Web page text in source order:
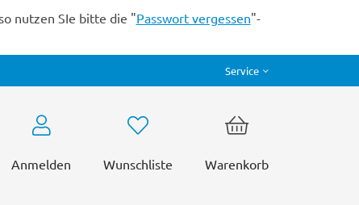
nutzen SIe bitte die "Passwort vergessen"-
Service
Anmelden Wunschliste Warenkorb